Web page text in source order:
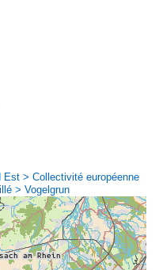
Est > Collectivité européenne
> Vogelgrun